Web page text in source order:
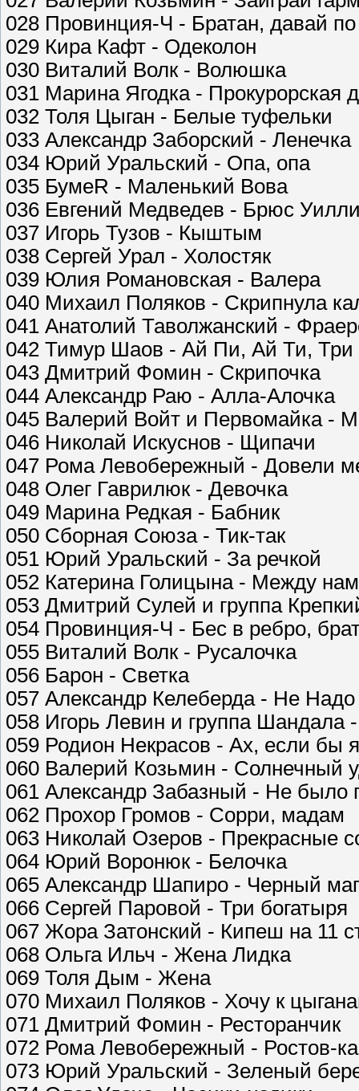
028 Провинция-Ч - Братан, давай по
029 Кира Кафт - Одеколон
030 Виталий Волк - Волюшка
031 Марина Ягодка - Прокурорская
032 Толя Цыган - Белые туфельки
033 Александр Заборский - Ленечка
034 Юрий Уральский - Опа, опа
035 БумеR - Маленький Вова
036 Евгений Медведев - Брюс
037 Игорь Тузов - Кыштым
038 Сергей Урал - Холостяк
039 Юлия Романовская - Валера
040 Михаил Поляков - Скрипнула
041 Анатолий Таволжанский -
042 Тимур Шаов - Ай Пи, Ай Ти,
043 Дмитрий Фомин - Скрипочка
044 Александр Раю - Алла-Алочка
045 Валерий Войт и Первомайка -
046 Николай Искуснов - Щипачи
047 Рома Левобережный - Довели
048 Олег Гаврилюк - Девочка
049 Марина Редкая - Бабник
050 Сборная Союза - Тик-так
051 Юрий Уральский - За речкой
052 Катерина Голицына - Между
053 Дмитрий Сулей и группа
054 Провинция-Ч - Бес в ребро,
055 Виталий Волк - Русалочка
056 Барон - Светка
057 Александр Келеберда - Не Надо
058 Игорь Левин и группа Шандала
059 Родион Некрасов - Ах, если бы
060 Валерий Козьмин - Солнечный
061 Александр Забазный - Не было
062 Прохор Громов - Сорри, мадам
063 Николай Озеров - Прекрасные
064 Юрий Воронюк - Белочка
065 Александр Шапиро - Черный маг
066 Сергей Паровой - Три богатыря
067 Жора Затонский - Кипеш на 11
068 Ольга Ильч - Жена Лидка
069 Толя Дым - Жена
070 Михаил Поляков - Хочу к
071 Дмитрий Фомин - Ресторанчик
072 Рома Левобережный - Ростов-
073 Юрий Уральский - Зеленый